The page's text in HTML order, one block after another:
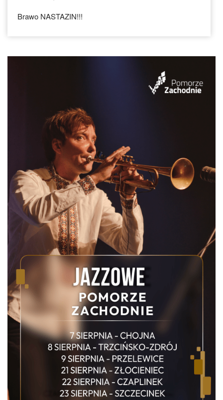
Brawo NASTAZIN!!!